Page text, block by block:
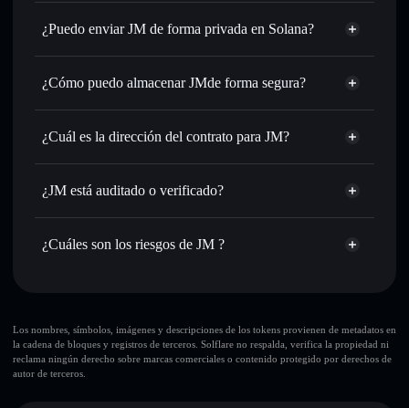
Intercambiar al instante: operar con JM para SOL, USDC
órdenes inteligente para el mejor precio disponible
Establecer órdenes límite: automatizar las operaciones en
largo del tiempo
Enviar de forma privada: transferir JM sin vincular
integrado de Solflare
Hacer un seguimiento en tiempo real: monitorizar el
precio, volumen, capitalización de mercado y liquidez de
JM
¿Puedo enviar JM de forma privada en Solana?
agregador de privacidad
¿Cómo puedo almacenar JMde forma segura?
JM
cartera sin
agregador de privacidad
¿Cuál es la dirección del contrato para JM?
JM
¿JM está auditado o verificado?
JM no está verificado actualmente
¿Cuáles son los riesgos de JM ?
Descargo de responsabilidad: Esta información tiene
Los nombres, símbolos, imágenes y descripciones de los tokens provienen de metadatos en
la cadena de bloques y registros de terceros. Solflare no respalda, verifica la propiedad ni
reclama ningún derecho sobre marcas comerciales o contenido protegido por derechos de
autor de terceros.